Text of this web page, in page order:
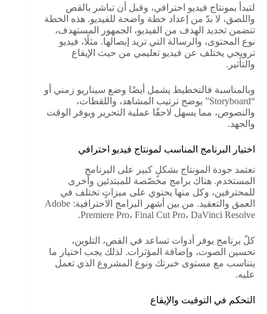
لتبدأ بمونتاج فيديو احترافي، وقبل أن تباشر بالقص
واللصق، لا بدّ من إعداد خطة واضحة للفيديو. هذه الخطة
تتضمن تحديد الهدف من الفيديو، الجمهور المستهدف،
نوع المحتوى، والرسالة التي تريد إيصالها. مثلًا، فيديو
ترويجي يختلف عن فيديو تعليمي من حيث الإيقاع
والتأثير.
وبالمناسبة فالتخطيط يشمل أيضًا وضع سيناريو زمني أو
“Storyboard” يوضح ترتيب المشاهد، واللقطات،
والنصوص، مما يسهل لاحقًا عملية التحرير ويوفر الوقت
والجهد.
اختيار البرنامج المناسب لمونتاج فيديو احترافي
تعتمد جودة المونتاج بشكلٍ كبير على البرنامج
المستخدم. هناك برامج مخصّصة للمبتدئين وأخرى
للمحترفين، وكل منها يحتوي على ميزاتٍ تختلف في
العمق والتعقيد. من بين أشهر البرامج الاحترافية: Adobe
Premiere Pro، Final Cut Pro، DaVinci Resolve.
كلّ برنامج يوفر أدوات تساعد في القص، التلوين،
تحسين الصوت، وإضافة المؤثرات. لذلك يجب اختيار ما
يتناسب مع مستوى خبرتك ونوع المشروع الذي تعمل
عليه.
التحكم في التوقيت والإيقاع